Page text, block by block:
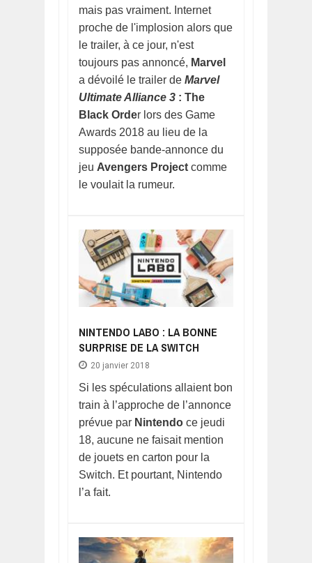
mais pas vraiment. Internet
proche de l'implosion alors que
le trailer, à ce jour, n'est
toujours pas annoncé, Marvel
a dévoilé le trailer de Marvel
Ultimate Alliance 3 : The
Black Order lors des Game
Awards 2018 au lieu de la
supposée bande-annonce du
jeu Avengers Project comme
le voulait la rumeur.
NINTENDO LABO : LA BONNE
SURPRISE DE LA SWITCH
20 janvier 2018
Si les spéculations allaient bon
train à l’approche de l’annonce
prévue par Nintendo ce jeudi
18, aucune ne faisait mention
de jouets en carton pour la
Switch. Et pourtant, Nintendo
l’a fait.